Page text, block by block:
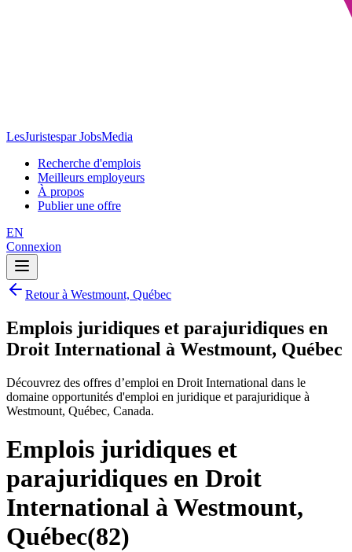
LesJuristespar JobsMedia
Recherche d'emplois
Meilleurs employeurs
À propos
Publier une offre
EN
Connexion
Retour à Westmount, Québec
Emplois juridiques et parajuridiques en
Droit International à Westmount, Québec
Découvrez des offres d’emploi en Droit International dans le
domaine opportunités d'emploi en juridique et parajuridique à
Westmount, Québec, Canada.
Emplois juridiques et
parajuridiques en Droit
International à Westmount,
Québec(82)